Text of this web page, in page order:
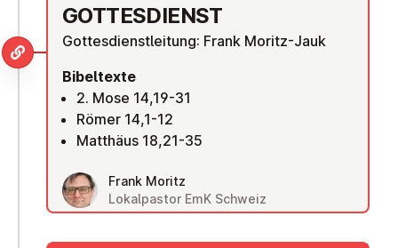
GOT­TES­DIENST
Gottesdienstleitung: Frank Moritz-Jauk
Bibeltexte
2. Mose 14,19-31
Römer 14,1-12
Matthäus 18,21-35
Frank Moritz
Lokalpastor EmK Schweiz